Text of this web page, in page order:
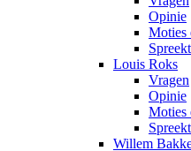
Opinie
Moties
Louis Roks
Vragen
Opinie
Moties
Willem